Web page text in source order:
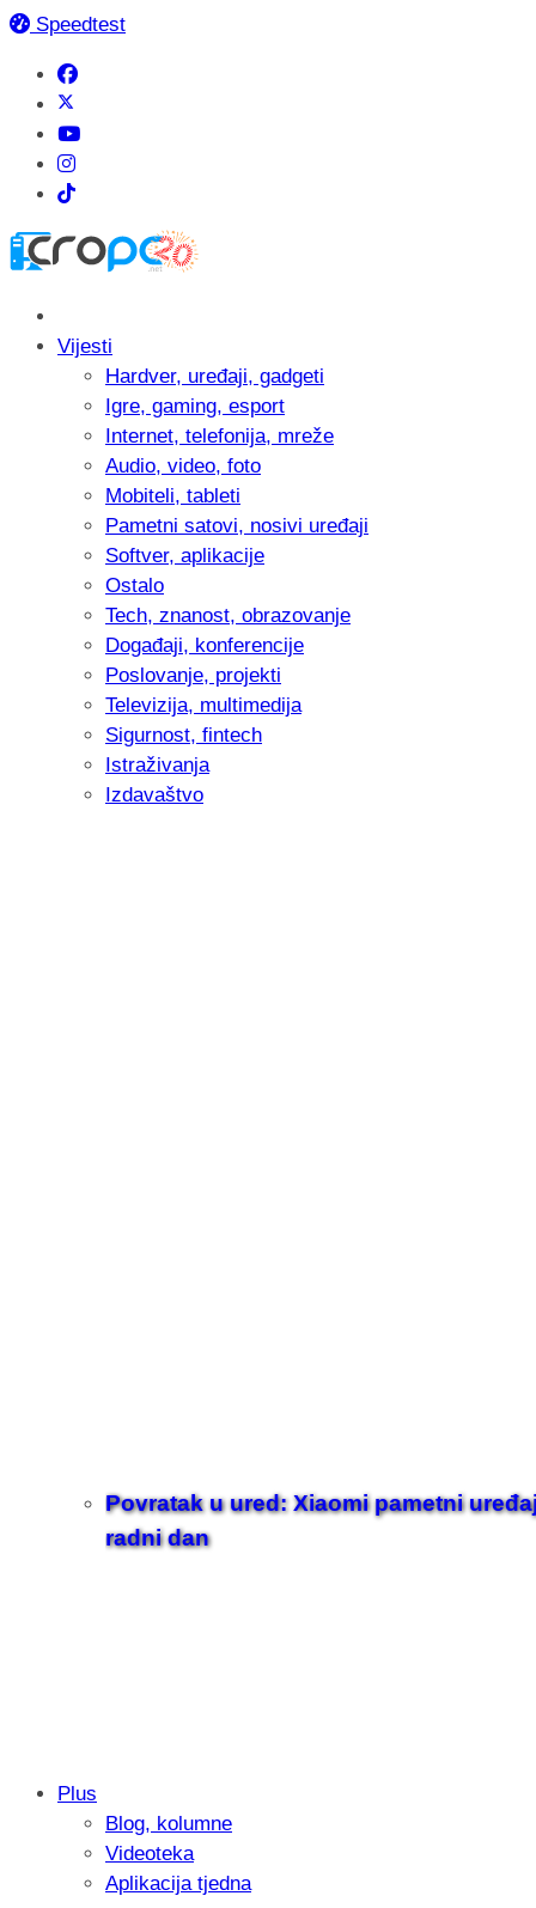
Speedtest
Vijesti
Hardver, uređaji, gadgeti
Igre, gaming, esport
Internet, telefonija, mreže
Audio, video, foto
Mobiteli, tableti
Pametni satovi, nosivi uređaji
Softver, aplikacije
Ostalo
Tech, znanost, obrazovanje
Događaji, konferencije
Poslovanje, projekti
Televizija, multimedija
Sigurnost, fintech
Istraživanja
Izdavaštvo
Povratak u ured: Xiaomi pametni
radni dan
Samsung otkrio kako je nastajala
donijelo tanje i izdržljivije preklopne
Plus
Blog, kolumne
Videoteka
Aplikacija tjedna